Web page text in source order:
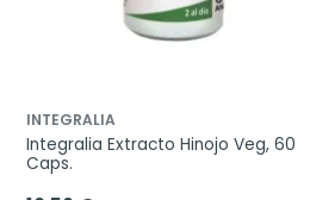
INTEGRALIA
Integralia Extracto Hinojo Veg, 60
Caps.